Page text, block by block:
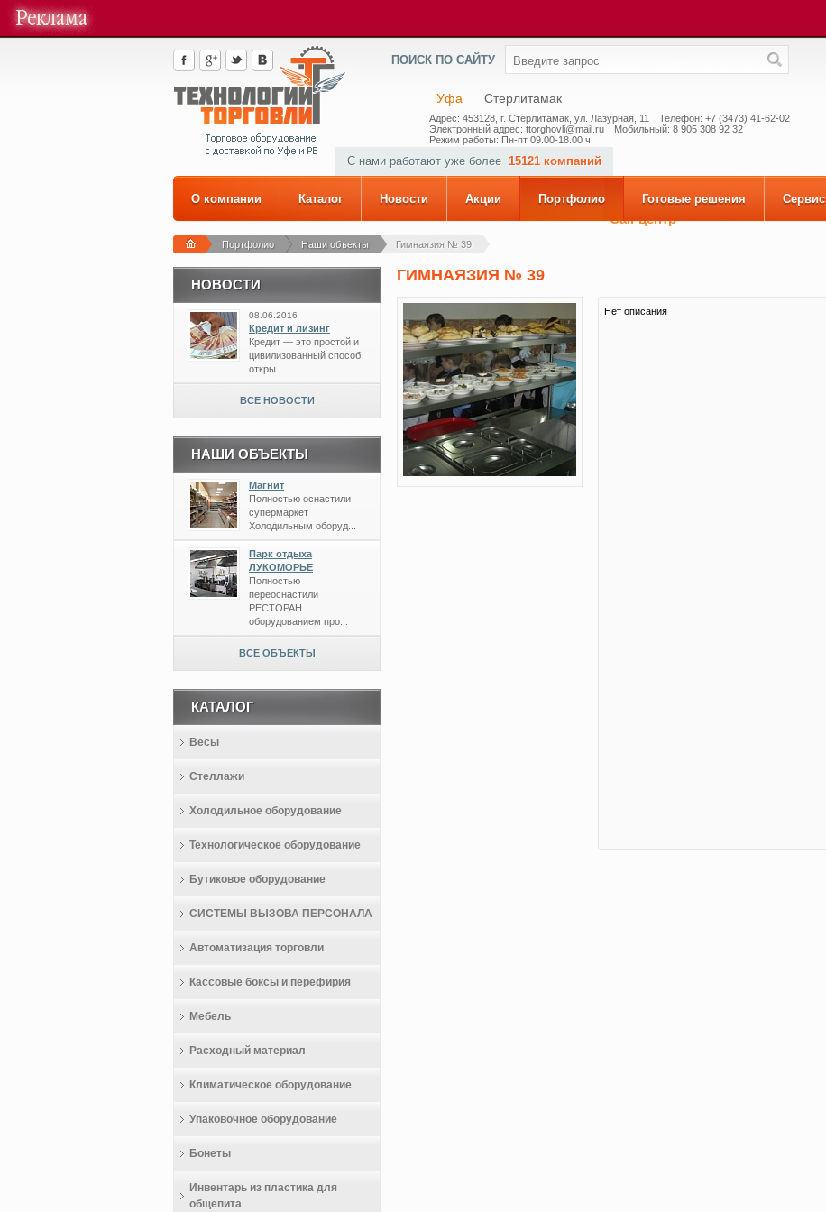
ПОИСК ПО САЙТУ
Уфа Стерлитамак
Адрес: 453128, г. Стерлитамак, ул. Лазурная, 11
Телефон: +7 (3473) 41-62-02
Электронный адрес: ttorghovli@mail.ru
Мобильный: 8 905 308 92 32
Режим работы: Пн-пт 09.00-18.00 ч.
Call-центр
С нами работают уже более 15121 компаний
О компании Каталог Новости Акции Портфолио Готовые решения Сервис
Портфолио Наши объекты Гимнаязия № 39
ГИМНАЯЗИЯ № 39
Нет описания
НОВОСТИ
08.06.2016
Кредит и лизинг
Кредит — это простой и
цивилизованный способ
откры...
ВСЕ НОВОСТИ
НАШИ ОБЪЕКТЫ
Магнит
Полностью оснастили
супермаркет
Холодильным оборуд...
Парк отдыха
ЛУКОМОРЬЕ
Полностью
переоснастили
РЕСТОРАН
оборудованием про...
ВСЕ ОБЪЕКТЫ
КАТАЛОГ
Весы
Стеллажи
Холодильное оборудование
Технологическое оборудование
Бутиковое оборудование
СИСТЕМЫ ВЫЗОВА ПЕРСОНАЛА
Автоматизация торговли
Кассовые боксы и перефирия
Мебель
Расходный материал
Климатическое оборудование
Упаковочное оборудование
Бонеты
Инвентарь из пластика для
общепита